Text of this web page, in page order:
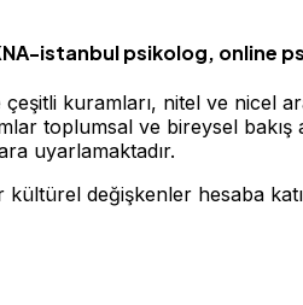
İKNA-istanbul psikolog, online
kuramları, nitel ve nicel
toplumsal ve bireysel
uyarlamaktadır.
değişkenler hesaba